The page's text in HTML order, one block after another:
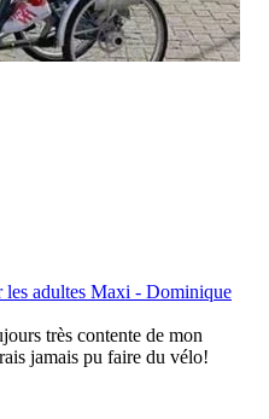
adultes Maxi - Dominique
très contente de mon
jamais pu faire du vélo!